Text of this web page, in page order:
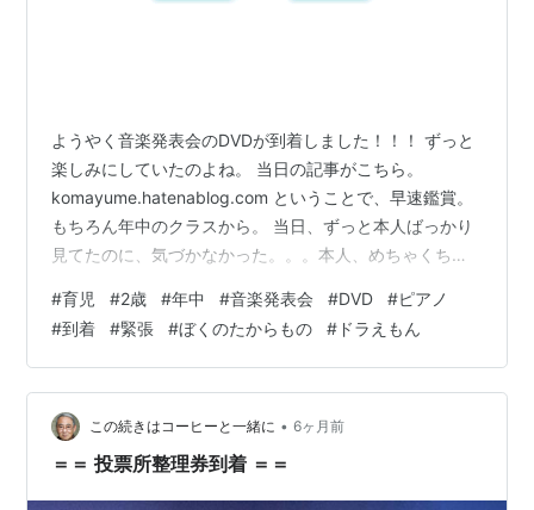
ようやく音楽発表会のDVDが到着しました！！！ ずっと
楽しみにしていたのよね。 当日の記事がこちら。
komayume.hatenablog.com ということで、早速鑑賞。
もちろん年中のクラスから。 当日、ずっと本人ばっかり
見てたのに、気づかなかった。。。本人、めちゃくちゃ
ラ見ている。これはピアノの練習中もそう。よくピアノ
の先生から指摘されております。 そして、別日だった年
長の唄でやられてしまった。 「ぼくのたからもの」 ぼく
のたからもの えびな少年少女合唱団 チルドレン・ミュー
ジック ¥255 provided courtesy of …
#育児 #2歳 #年中 #音楽発表会 #DVD #ピアノ
#到着 #緊張 #ぼくのたからもの # ドラえもん
この続きはコーヒーと一緒に • 6ヶ月前
＝＝ 投票所整理券到着 ＝＝